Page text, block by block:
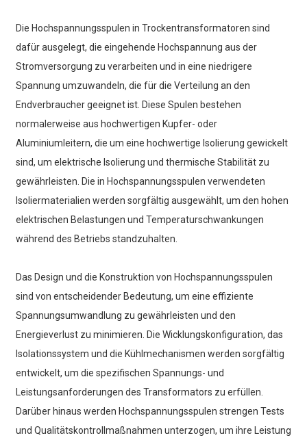
Die Hochspannungsspulen in Trockentransformatoren sind
dafür ausgelegt, die eingehende Hochspannung aus der
Stromversorgung zu verarbeiten und in eine niedrigere
Spannung umzuwandeln, die für die Verteilung an den
Endverbraucher geeignet ist. Diese Spulen bestehen
normalerweise aus hochwertigen Kupfer- oder
Aluminiumleitern, die um eine hochwertige Isolierung gewickelt
sind, um elektrische Isolierung und thermische Stabilität zu
gewährleisten. Die in Hochspannungsspulen verwendeten
Isoliermaterialien werden sorgfältig ausgewählt, um den hohen
elektrischen Belastungen und Temperaturschwankungen
während des Betriebs standzuhalten.
Das Design und die Konstruktion von Hochspannungsspulen
sind von entscheidender Bedeutung, um eine effiziente
Spannungsumwandlung zu gewährleisten und den
Energieverlust zu minimieren. Die Wicklungskonfiguration, das
Isolationssystem und die Kühlmechanismen werden sorgfältig
entwickelt, um die spezifischen Spannungs- und
Leistungsanforderungen des Transformators zu erfüllen.
Darüber hinaus werden Hochspannungsspulen strengen Tests
und Qualitätskontrollmaßnahmen unterzogen, um ihre Leistung